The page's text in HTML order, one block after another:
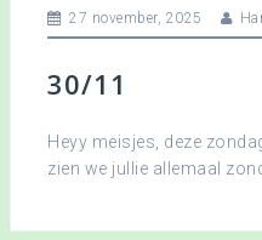
27 november, 2025
30/11
Heyy meisjes, deze
zien we jullie allemaal